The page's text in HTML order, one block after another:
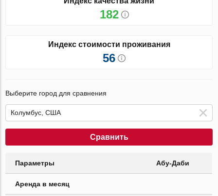
182
Индекс стоимости проживания
56
Выберите город для сравнения
Сравнить
Параметры Абу-Даби
Аренда в месяц